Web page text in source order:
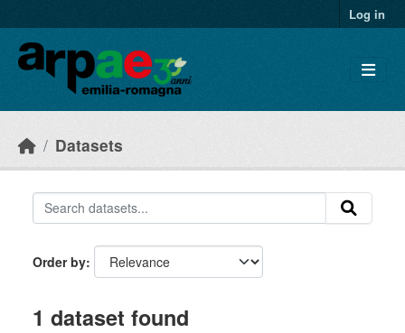
Log in
Datasets
Order by
1 dataset found